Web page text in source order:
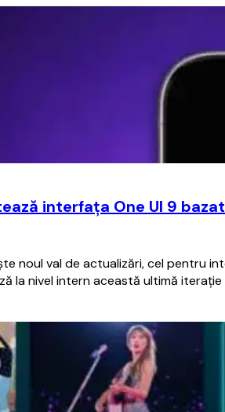
interfaţa One UI 9
noul val de actualizări, cel pentru
la nivel intern această ultimă